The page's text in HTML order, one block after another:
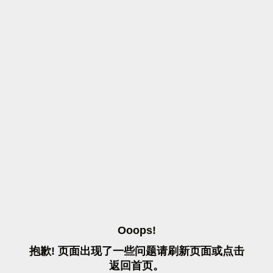
OOOPS!
抱歉! 页面出现了一些问题请刷 新页面或点击
返 回首页。